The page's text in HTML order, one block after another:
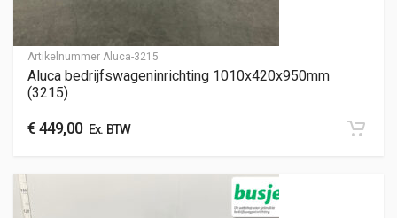
Artikelnummer Aluca-3215
Aluca bedrijfswageninrichting 1010x420x950mm
(3215)
€449,00Ex. BTW